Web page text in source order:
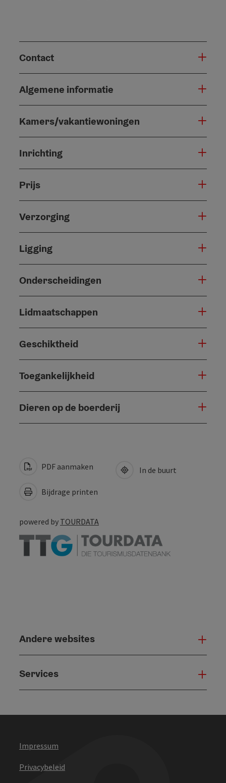
Contact
Algemene informatie
Kamers/vakantiewoningen
Inrichting
Prijs
Verzorging
Ligging
Onderscheidingen
Lidmaatschappen
Geschiktheid
Toegankelijkheid
Dieren op de boerderij
PDF aanmaken
Bijdrage printen
In de buurt
powered by TOURDATA
Andere websites
Services
Impressum
Privacybeleid